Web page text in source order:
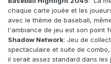
chaque carte jouée et les
avec le thème de baseball,
l'ambiance de jeu est son point
Shadow Network: Jeu de
spectaculaire et suite de
il serait assez standard dans